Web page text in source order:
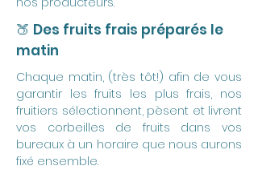
🍑 Des fruits frais préparés le
matin
Chaque matin, (très tôt!) afin de vous
garantir les fruits les plus frais, nos
fruitiers sélectionnent, pèsent et livrent
vos corbeilles de fruits dans vos
bureaux à un horaire que nous aurons
fixé ensemble.